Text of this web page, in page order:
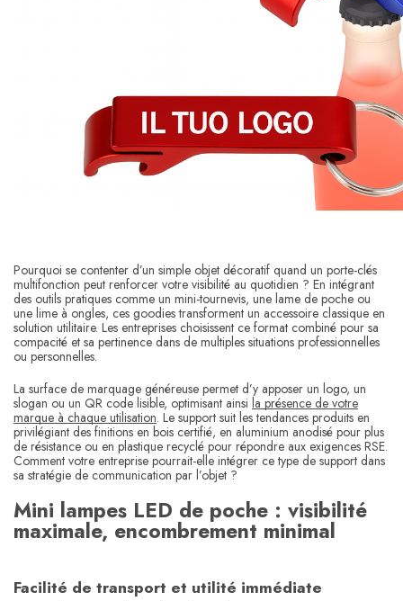
Pourquoi se contenter d’un simple objet décoratif quand un porte-clés
multifonction peut renforcer votre visibilité au quotidien ? En intégrant
des outils pratiques comme un mini-tournevis, une lame de poche ou
une lime à ongles, ces goodies transforment un accessoire classique en
solution utilitaire. Les entreprises choisissent ce format combiné pour sa
compacité et sa pertinence dans de multiples situations professionnelles
ou personnelles.
La surface de marquage généreuse permet d’y apposer un logo, un
slogan ou un QR code lisible, optimisant ainsi la présence de votre
marque à chaque utilisation. Le support suit les tendances produits en
privilégiant des finitions en bois certifié, en aluminium anodisé pour plus
de résistance ou en plastique recyclé pour répondre aux exigences RSE.
Comment votre entreprise pourrait-elle intégrer ce type de support dans
sa stratégie de communication par l’objet ?
Mini lampes LED de poche : visibilité
maximale, encombrement minimal
Facilité de transport et utilité immédiate